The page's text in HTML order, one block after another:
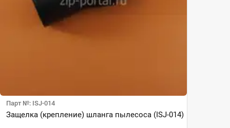
Парт №: ISJ-014
Защелка (крепление) шланга пылесоса (ISJ-014)